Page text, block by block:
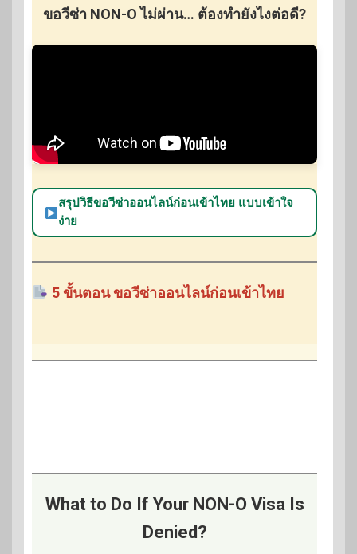
ขอวีซ่า NON-O ไม่ผ่าน… ต้องทำยังไงต่อดี?
สรุปวิธีขอวีซ่าออนไลน์ก่อนเข้าไทย แบบเข้าใจ
ง่าย
5 ขั้นตอน ขอวีซ่าออนไลน์ก่อนเข้าไทย
What to Do If Your NON-O Visa Is
Denied?